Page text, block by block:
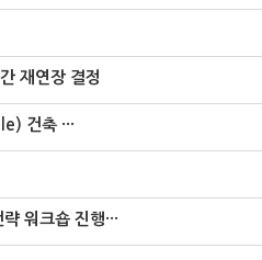
재연장 결정
건축 ···
워크숍 진행···